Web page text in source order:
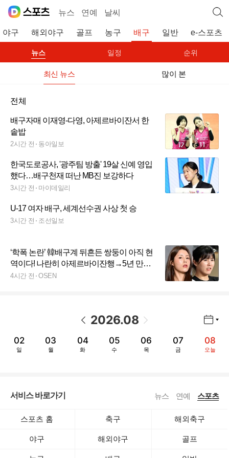
뉴스 연예 날씨
야구 해외야구 골프 농구 배구 일반 e-스포츠
뉴스 일정 순위
최신 뉴스 많이 본
전체
배구자매 이재영-다영, 아제르바이잔서 한
솥밥
2시간 전 동아일보
한국도로공사, '광주팀 방출' 19살 신예 영입
했다…배구천재 떠난 MB진 보강하다
3시간 전 마이데일리
U-17 여자 배구, 세계선수권 사상 첫 승
3시간 전 조선일보
‘학폭 논란’ 韓배구계 뒤흔든 쌍둥이 아직 현
역이다! 나란히 아제르바이잔행→5년 만에
한솥밥 확정
4시간 전 OSEN
2026.08
02
일
03
월
04
화
05
수
06
목
07
금
08
오늘
서비스 바로가기 뉴스 연예 스포츠
스포츠 홈 축구 해외축구
야구 해외야구 골프